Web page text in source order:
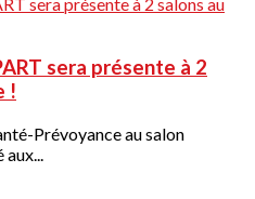
sera présente à 2
!
Prévoyance au salon
aux...